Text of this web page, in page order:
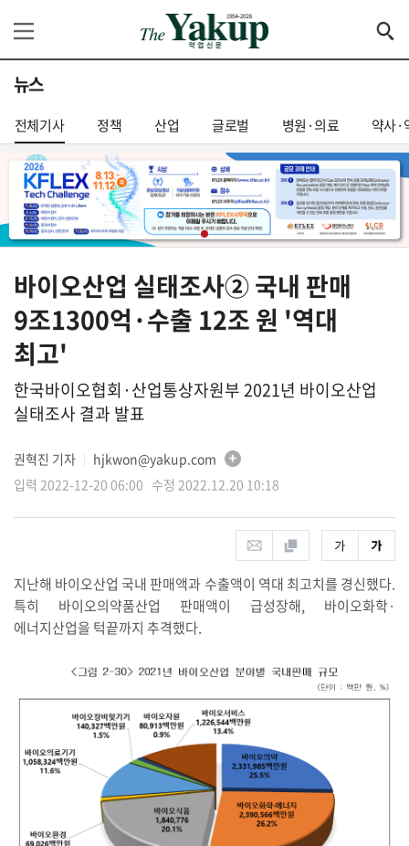
뉴스
전체기사 정책 산업 글로벌 병원·의료 약사·
바이오산업 실태조사② 국내 판매
9조1300억·수출 12조 원 '역대
최고'
한국바이오협회·산업통상자원부 2021년 바이오산업
실태조사 결과 발표
권혁진 기자
hjkwon@yakup.com
입력 2022-12-20 06:00 수정 2022.12.20 10:18
지난해 바이오산업 국내 판매액과 수출액이 역대 최고치를 경신했다.
특히 바이오의약품산업 판매액이 급성장해, 바이오화학·
에너지산업을 턱끝까지 추격했다.